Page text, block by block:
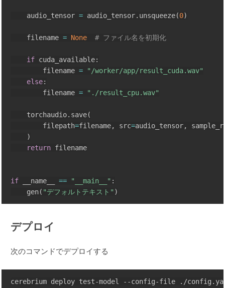
    audio_tensor
= audio_tensor. unsqueeze(0)
    filename
= None # ファイル名を初期化
if cuda_available:
        filename
=
"/worker/app/result_cuda.wav"
else:
        filename
= "./result_cpu.wav"
    torchaudio
. save(
        filepath
=filename, src=audio_tensor,
)
return filename
if __name__ == "__main__" :
    gen
( "デフォルトテキスト" )
デプロイ
次のコマンドでデプロイする